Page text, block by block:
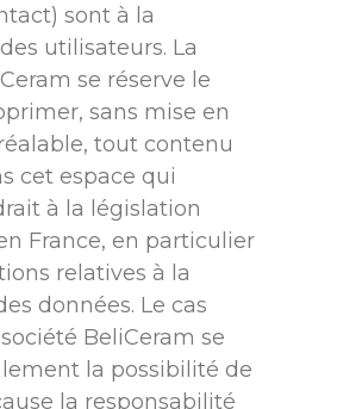
sont à la
utilisateurs. La
se réserve le
sans mise en
tout contenu
cet espace qui
à la législation
France, en particulier
relatives à la
données. Le cas
BeliCeram se
la possibilité de
la responsabilité